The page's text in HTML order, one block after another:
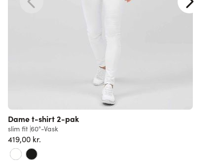
Dame t-shirt 2-pak
slim fit 60°-Vask
419,00 kr.